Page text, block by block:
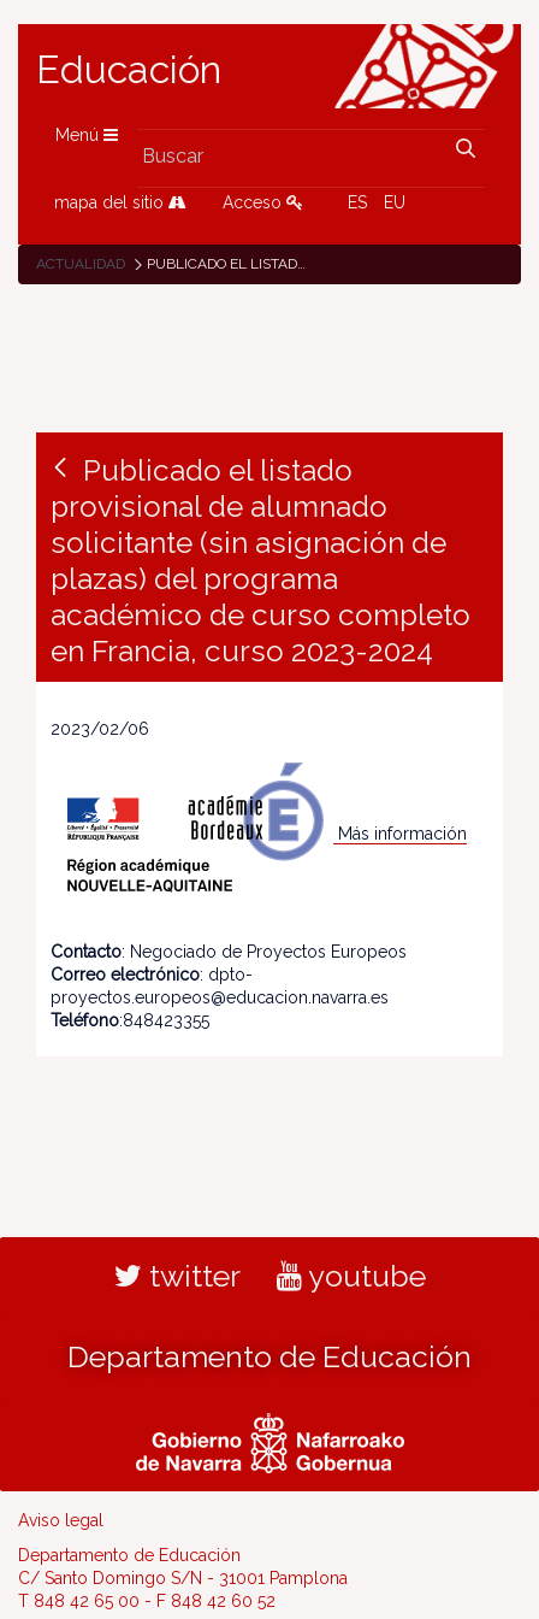
Educación
Menú
mapa del sitio Acceso ES EU
ACTUALIDAD PUBLICADO EL LISTADO PROVISIONAL DE ALUMNADO SOLICITANTE (SIN ASIGNACIÓN DE PLAZAS) DEL PROGRAMA ACADÉMICO DE CURSO COMPLETO EN FRANCIA, CURSO 2023-2024
Publicado el listado
provisional de alumnado
solicitante (sin asignación de
plazas) del programa
académico de curso completo
en Francia, curso 2023-2024
2023/02/06
Más información
Contacto: Negociado de Proyectos Europeos
Correo electrónico: dpto-
proyectos.europeos@educacion.navarra.es
Teléfono:848423355
twitter youtube
Departamento de Educación
Aviso legal
Departamento de Educación
C/ Santo Domingo S/N - 31001 Pamplona
T 848 42 65 00 - F 848 42 60 52